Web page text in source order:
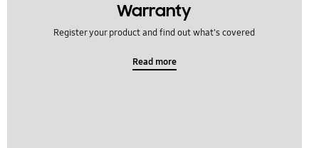
Warranty
Register your product and find out what's covered
Read more